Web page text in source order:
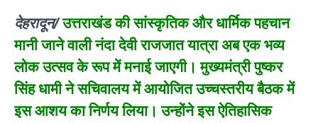
देहरादून/उत्तराखंड की सांस्कृतिक और धार्मिक पहचान
मानी जाने वाली नंदा देवी राजजात यात्रा अब एक भव्य
लोक उत्सव के रूप में मनाई जाएगी। मुख्यमंत्री पुष्कर
सिंह धामी ने सचिवालय में आयोजित उच्चस्तरीय बैठक में
इस आशय का निर्णय लिया। उन्होंने इस ऐतिहासिक